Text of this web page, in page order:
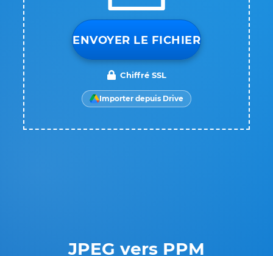
JPEG vers PPM
ENVOYER LE FICHIER
Chiffré SSL
Importer depuis Drive